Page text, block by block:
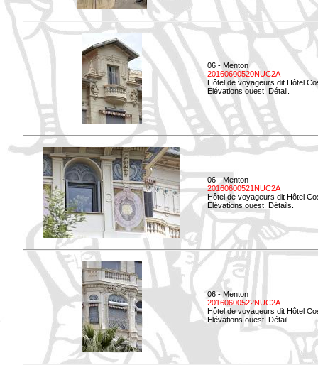
06 - Menton
20160600520NUC2A
Hôtel de voyageurs dit Hôtel
Elévations ouest. Détail.
06 - Menton
20160600521NUC2A
Hôtel de voyageurs dit Hôtel
Elévations ouest. Détails.
06 - Menton
20160600522NUC2A
Hôtel de voyageurs dit Hôtel
Elévations ouest. Détail.